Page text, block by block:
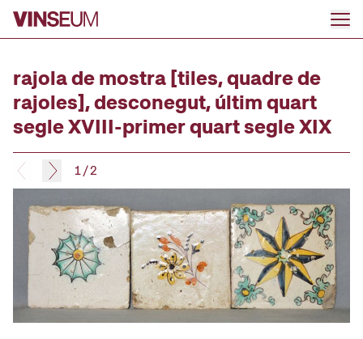
Go to content
rajola de mostra [tiles, quadre de
rajoles], desconegut, últim quart
segle XVIII-primer quart segle XIX
1/2